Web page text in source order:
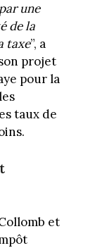
une
de la
taxe”, a
projet
pour la
taux de
et